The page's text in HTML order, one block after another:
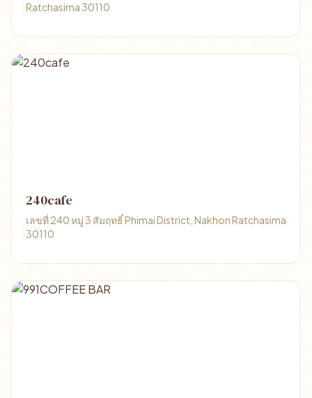
Ratchasima 30110
240cafe
เลขที่ 240 หมู่ 3 สัมฤทธิ์ Phimai District, Nakhon Ratchasima
30110